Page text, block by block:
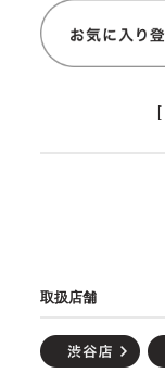
[
取扱店舗